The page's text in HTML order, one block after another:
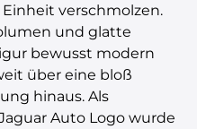
verschmolzen.
und glatte
bewusst modern
über eine bloß
hinaus. Als
Auto Logo wurde